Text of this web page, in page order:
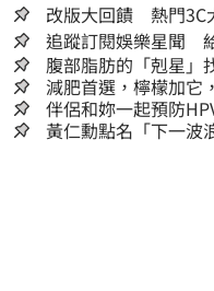
改版大回饋 熱門3C
追蹤訂閱娛樂星聞
腹部脂肪的「剋星」
囊，瘦出小蠻腰
減肥首選，檸檬加它
人生
伴侶和妳一起預防
黃仁勳點名「下一